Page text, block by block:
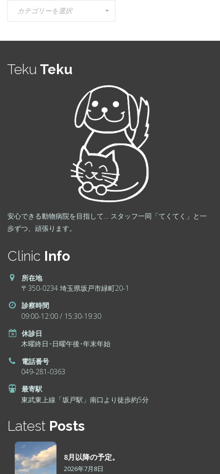
リ
カテゴリーを選択
Teku Teku
安心できる動物病院を目指して… スタッフ一同「てくてく」と一
歩ずつ、頑張ります。
Clinic Info
所在地
〒350-0234 埼玉県坂戸市緑町20-1
診察時間
09:00-12:00 / 15:30-19:30
休診日
木曜終日･日曜午後･年末年始
電話番号
049-281-0363
最寄駅
東武東上線「坂戸駅」南口より徒歩約5分
Latest Posts
8月以降の予定。
2026年7月8日